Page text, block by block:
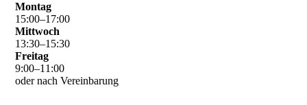
Montag
15:00–17:00
Mittwoch
13:30–15:30
Freitag
9:00–11 :00
oder nach Vereinbarung